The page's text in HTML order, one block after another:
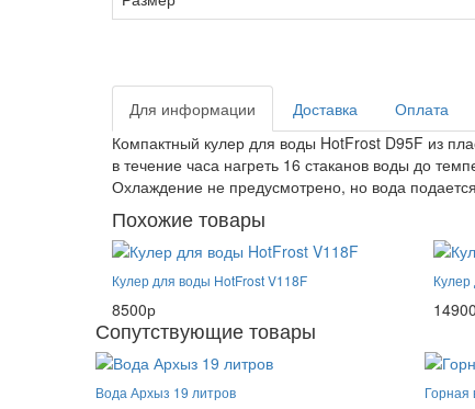
Для информации Доставка
Оплата
Компактный кулер для воды HotFrost D95F из
в течение часа нагреть 16 стаканов воды до
Охлаждение не предусмотрено, но вода
Похожие товары
Кулер для воды HotFrost V118F
8500р
Сопутствующие товары
Вода Архыз 19 литров